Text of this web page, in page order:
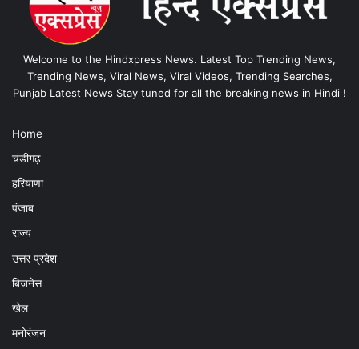
Welcome to the Hindxpress News. Latest Top Trending News,
Trending News, Viral News, Viral Videos, Trending Searches,
Punjab Latest News Stay tuned for all the breaking news in Hindi !
Home
चंडीगढ़
हरियाणा
पंजाब
राज्य
उत्तर प्रदेश
बिजनेस
खेल
मनोरंजन